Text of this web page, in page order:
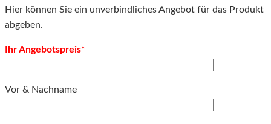
Hier können Sie ein unverbindliches Angebot für das Produkt
abgeben.
Ihr Angebotspreis*
Vor & Nachname